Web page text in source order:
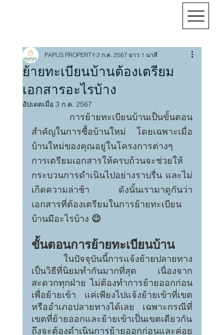
ย้ายทะเบียนบ้านต้องเตรียม
เอกสารอะไรบ้าง
PAPUS PROPERTY 2 ก.ค. 2567 ยาว 1 นาที
อัปเดตเมื่อ 3 ก.ค. 2567
สำคัญในการซื้อบ้านใหม่ โดยเฉพาะเมื่อ
บ้านใหม่ของคุณอยู่ในโครงการต่างๆ
การเตรียมเอกสารให้ครบถ้วนจะช่วยให้
กระบวนการดำเนินไปอย่างราบรื่น และไม่
เกิดความล่าช้า ดังนั้นเรามาดูกันว่า
เอกสารที่ต้องเตรียมในการย้ายทะเบียน
บ้านมีอะไรบ้าง 😉
ขั้นตอนการย้ายทะเบียนบ้าน
	ในปัจจุบันนี้การแจ้งย้ายปลายทาง
เป็นวิธีที่นิยมทำกันมากที่สุด เนื่องจาก
สะดวกทุกฝ่าย ไม่ต้องทำการย้ายออกก่อน
เพื่อย้ายเข้า แค่เพียงไปแจ้งย้ายเข้าที่เขต
หรืออำเภอปลายทางได้เลย เฉพาะกรณีที่
เขตที่ย้ายออกและย้ายเข้าเป็นเขตเดียวกัน
ถึงจะต้องดำเนินการย้ายออกก่อนและค่อย